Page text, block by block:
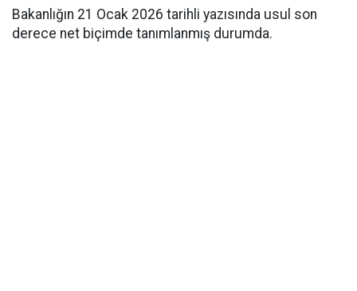
Bakanlığın 21 Ocak 2026 tarihli yazısında usul son
derece net biçimde tanımlanmış durumda.